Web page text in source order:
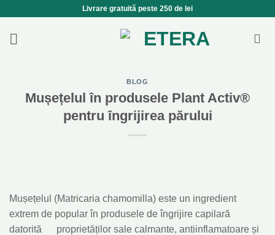
content
Livrare gratuită peste 250 de lei
BLOG
Mușețelul în produsele Plant Activ®
pentru îngrijirea părului
Mușețelul (Matricaria chamomilla) este un ingredient
extrem de popular în produsele de îngrijire capilară
datorită proprietăților sale calmante, antiinflamatoare și